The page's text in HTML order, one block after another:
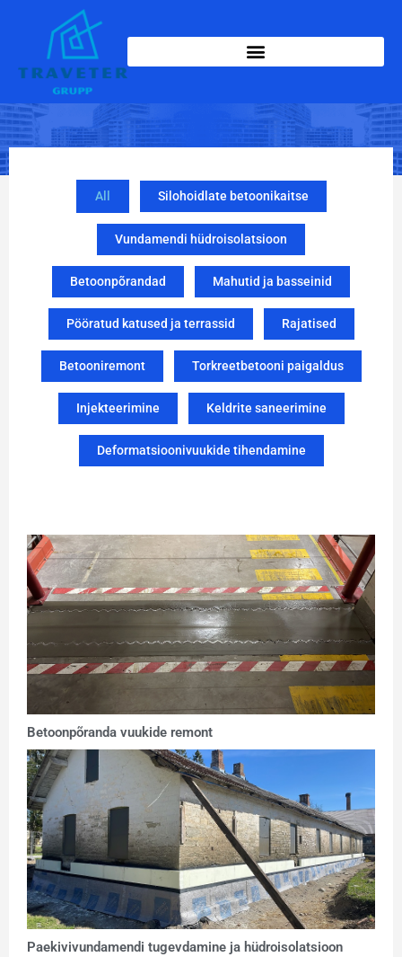
All Silohoidlate betoonikaitse
Vundamendi hüdroisolatsioon
Betoonpõrandad Mahutid ja basseinid
Pööratud katused ja terrassid Rajatised
Betooniremont Torkreetbetooni paigaldus
Injekteerimine Keldrite saneerimine
Deformatsioonivuukide tihendamine
Betoonpõranda vuukide remont
Paekivivundamendi tugevdamine ja hüdroisolatsioon